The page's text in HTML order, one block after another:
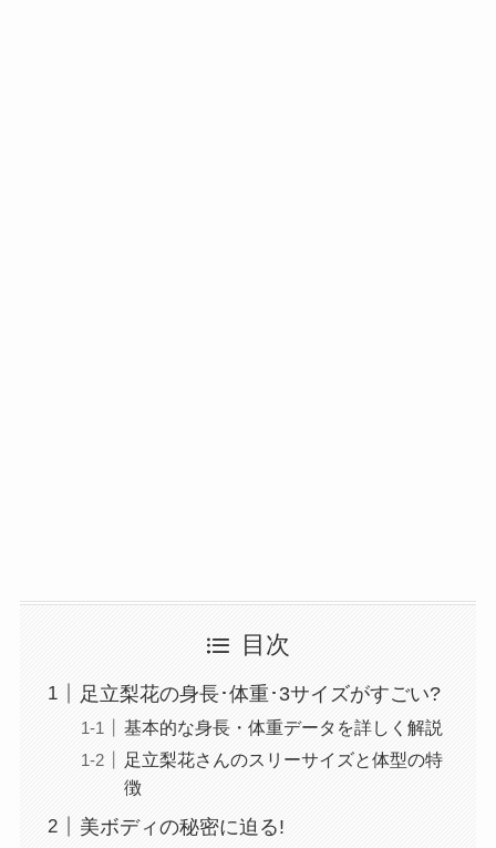
目次
足立梨花の身長･体重･3サイズがすごい?
基本的な身長・体重データを詳しく解説
足立梨花さんのスリーサイズと体型の特
徴
美ボディの秘密に迫る!